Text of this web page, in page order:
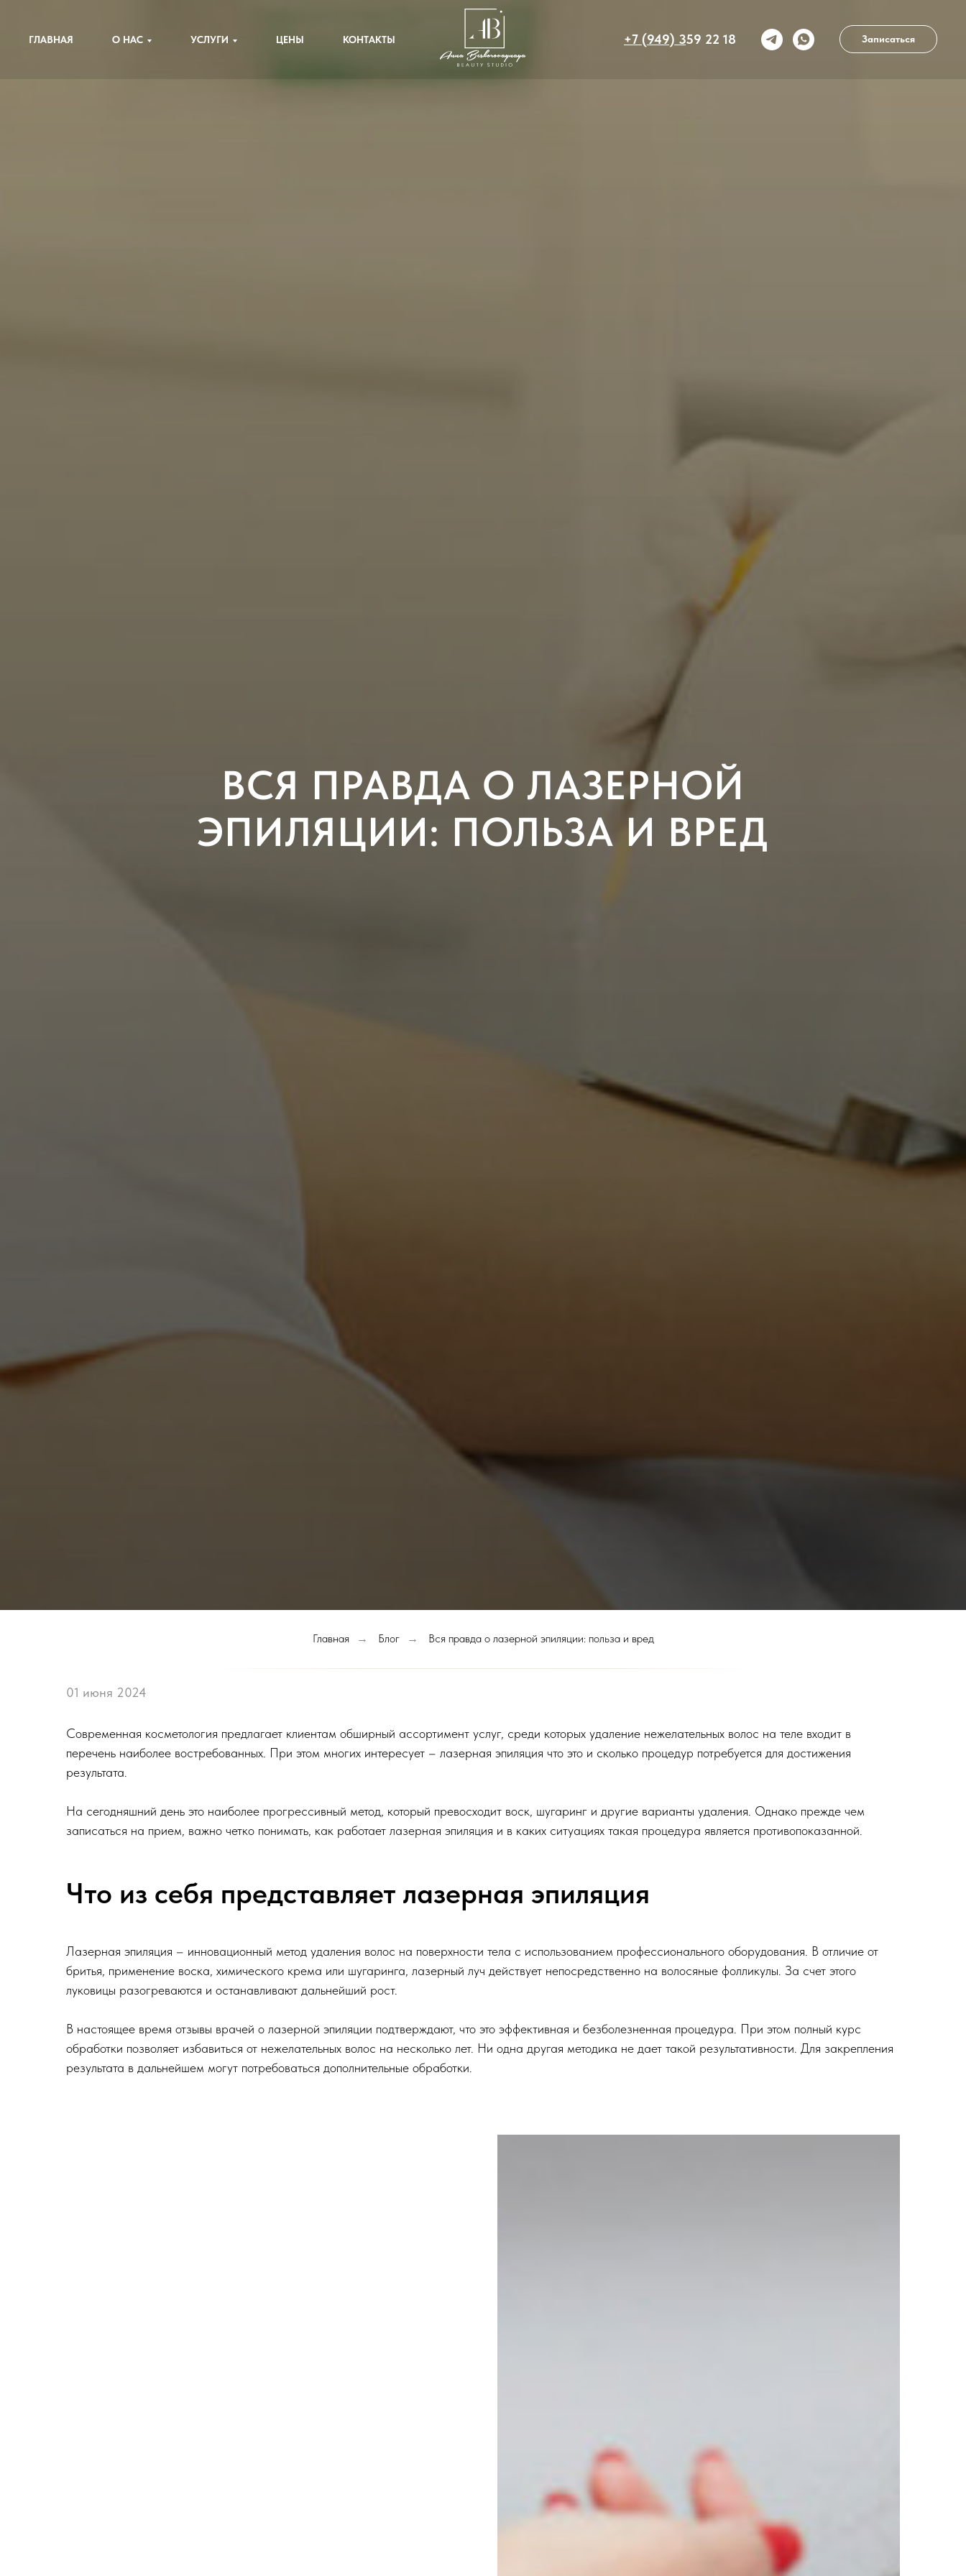
ГЛАВНАЯ О НАС УСЛУГИ ЦЕНЫ КОНТАКТЫ +7 (949) 359 22 18 Записаться
ВСЯ ПРАВДА О ЛАЗЕРНОЙ
ЭПИЛЯЦИИ: ПОЛЬЗА И ВРЕД
Главная → Блог → Вся правда о лазерной эпиляции: польза и вред
01 июня 2024
Современная косметология предлагает клиентам обширный ассортимент услуг, среди которых удаление нежелательных волос на теле входит в
перечень наиболее востребованных. При этом многих интересует – лазерная эпиляция что это и сколько процедур потребуется для достижения
результата.
На сегодняшний день это наиболее прогрессивный метод, который превосходит воск, шугаринг и другие варианты удаления. Однако прежде чем
записаться на прием, важно четко понимать, как работает лазерная эпиляция и в каких ситуациях такая процедура является противопоказанной.
Что из себя представляет лазерная эпиляция
Лазерная эпиляция – инновационный метод удаления волос на поверхности тела с использованием профессионального оборудования. В отличие от
бритья, применение воска, химического крема или шугаринга, лазерный луч действует непосредственно на волосяные фолликулы. За счет этого
луковицы разогреваются и останавливают дальнейший рост.
В настоящее время отзывы врачей о лазерной эпиляции подтверждают, что это эффективная и безболезненная процедура. При этом полный курс
обработки позволяет избавиться от нежелательных волос на несколько лет. Ни одна другая методика не дает такой результативности. Для закрепления
результата в дальнейшем могут потребоваться дополнительные обработки.